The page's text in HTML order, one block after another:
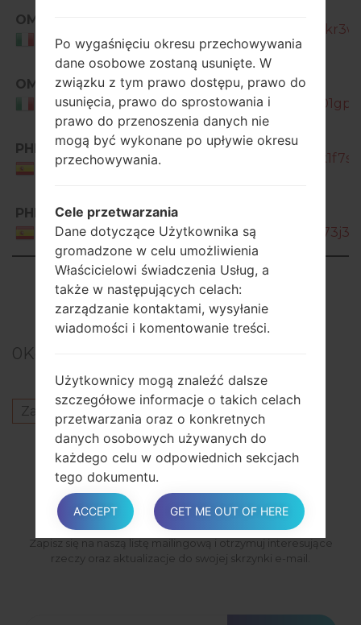
OMN
Italy
GT-
OMN
Italy
GT-
PHE
Spain
GT-
PHE
Spain
GT-
Showing 1 to 50 of 92 entries
Previous 1 2 Next
0Komentarze
Zaloguj się aby opublikować komentarz.
PODPISAĆ SIĘ
Zapisz się na naszą listę mailingową i otrzymuj interesujące
rzeczy oraz aktualizacje do swojej skrzynki e-mail.
Po wygaśnięciu okresu przechowywania
dane osobowe zostaną usunięte. W
związku z tym prawo dostępu, prawo do
usunięcia, prawo do sprostowania i
prawo do przenoszenia danych nie
mogą być wykonane po upływie okresu
przechowywania.
Cele przetwarzania
Dane dotyczące Użytkownika są
gromadzone w celu umożliwienia
Właścicielowi świadczenia Usług, a
także w następujących celach:
zarządzanie kontaktami, wysyłanie
wiadomości i komentowanie treści.
Użytkownicy mogą znaleźć dalsze
szczegółowe informacje o takich celach
przetwarzania oraz o konkretnych
danych osobowych używanych do
każdego celu w odpowiednich sekcjach
tego dokumentu.
Szczegółowe informacje dotyczące
przetwarzania danych osobowych
Dane osobowe są zbierane do
ACCEPT GET ME OUT OF HERE